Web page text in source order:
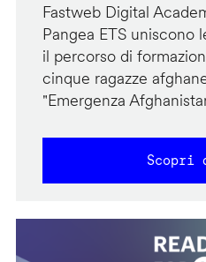
Fastweb Digital
Pangea ETS uniscono
il percorso di
cinque ragazze
"Emergenza
Scopri